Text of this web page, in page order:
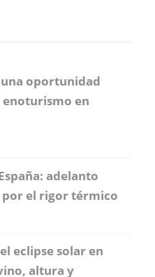
una oportunidad
en
adelanto
el rigor térmico
eclipse solar en
altura y